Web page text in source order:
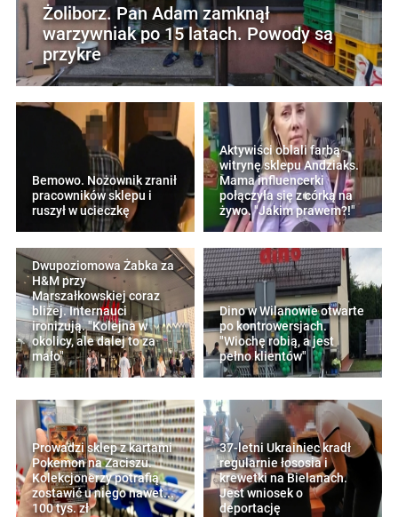
Żoliborz. Pan Adam zamknął
warzywniak po 15 latach. Powody są
przykre
Bemowo. Nożownik zranił
pracowników sklepu i
ruszył w ucieczkę
Aktywiści oblali farbą
witrynę sklepu Andziaks.
Mama influencerki
połączyła się z córką na
żywo. "Jakim prawem?!"
Dwupoziomowa Żabka za
H&M przy
Marszałkowskiej coraz
bliżej. Internauci
ironizują. "Kolejna w
okolicy, ale dalej to za
mało"
Dino w Wilanowie otwarte
po kontrowersjach.
"Wiochę robią, a jest
pełno klientów"
Prowadzi sklep z kartami
Pokemon na Zaciszu.
Kolekcjonerzy potrafią
zostawić u niego nawet...
100 tys. zł
37-letni Ukrainiec kradł
regularnie łososia i
krewetki na Bielanach.
Jest wniosek o
deportację